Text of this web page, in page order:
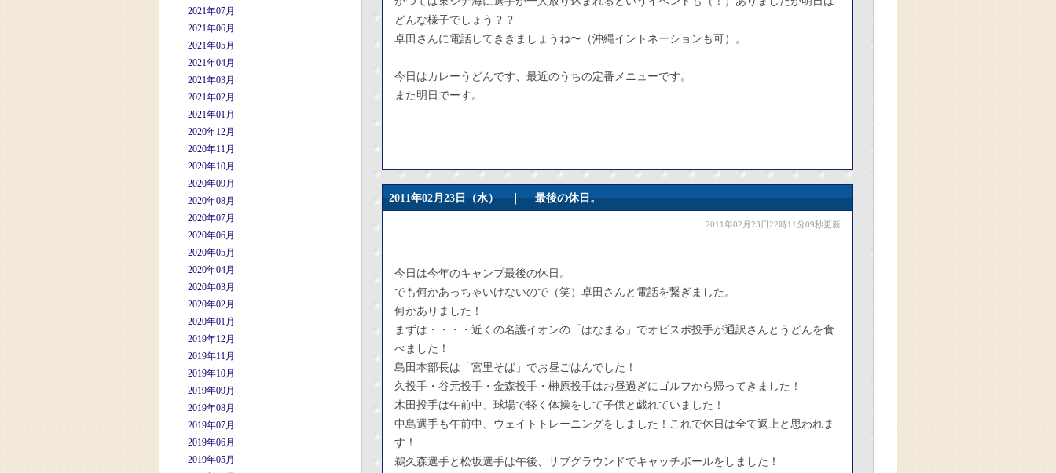
2021年07月
2021年06月
2021年05月
2021年04月
2021年03月
2021年02月
2021年01月
2020年12月
2020年11月
2020年10月
2020年09月
2020年08月
2020年07月
2020年06月
2020年05月
2020年04月
2020年03月
2020年02月
2020年01月
2019年12月
2019年11月
2019年10月
2019年09月
2019年08月
2019年07月
2019年06月
2019年05月
どんな様子でしょう？？
卓田さんに電話してききましょうね〜（沖縄イントネーションも可）。
今日はカレーうどんです、最近のうちの定番メニューです。
また明日でーす。
2011年02月23日（水） ｜最後の休日。
2011年02月23日22時11分09秒更新
今日は今年のキャンプ最後の休日。
でも何かあっちゃいけないので（笑）卓田さんと電話を繋ぎました。
何かありました！
まずは・・・・近くの名護イオンの「はなまる」でオビスポ投手が通訳さんとうどんを食
べました！
島田本部長は「宮里そば」でお昼ごはんでした！
久投手・谷元投手・金森投手・榊原投手はお昼過ぎにゴルフから帰ってきました！
木田投手は午前中、球場で軽く体操をして子供と戯れていました！
中島選手も午前中、ウェイトトレーニングをしました！これで休日は全て返上と思われま
す！
鵜久森選手と松坂選手は午後、サブグラウンドでキャッチボールをしました！